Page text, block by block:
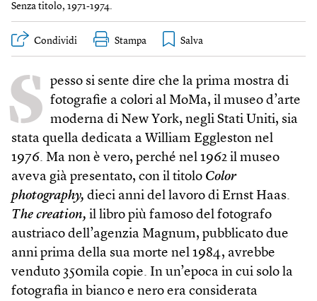
Senza titolo, 1971-1974.
Condividi Stampa
S pesso si sente dire che la prima mostra di
fotografie a colori al MoMa, il museo d’arte
moderna di New York, negli Stati Uniti, sia
stata quella dedicata a William Eggleston nel
1976. Ma non è vero, perché nel 1962 il museo
aveva già presentato, con il titolo Color
photography, dieci anni del lavoro di Ernst Haas.
The creation, il libro più famoso del fotografo
austriaco dell’agenzia Magnum, pubblicato due
anni prima della sua morte nel 1984, avrebbe
venduto 350mila copie. In un’epoca in cui solo la
fotografia in bianco e nero era considerata